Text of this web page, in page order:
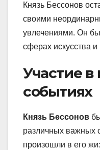
Князь Бессонов
своими
увлечениями. Он
сферах искусства
Участие
событиях
Князь Бессонов
различных важных
произошли в его